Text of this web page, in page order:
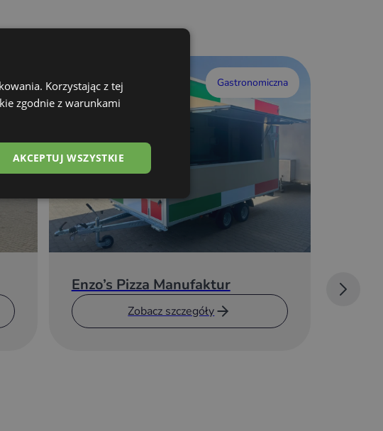
Gastronomiczna
Enzo’s Pizza Manufaktur
Zobacz szczegóły
Korzystając z tej
zgodnie z warunkami
AKCEPTUJ WSZYSTKIE